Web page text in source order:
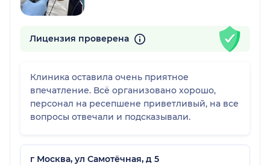
Лицензия проверена
Клиника оставила очень приятное
впечатление. Всё организовано хорошо,
персонал на ресепшене приветливый, на все
вопросы отвечали и подсказывали.
г Москва, ул Самотёчная, д 5